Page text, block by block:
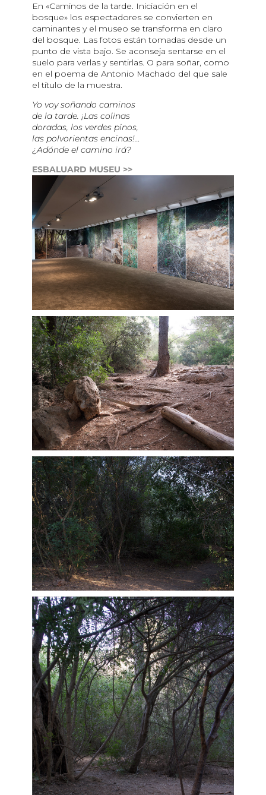
En «Caminos de la tarde. Iniciación en el
bosque» los espectadores se convierten en
caminantes y el museo se transforma en claro
del bosque. Las fotos están tomadas desde un
punto de vista bajo. Se aconseja sentarse en el
suelo para verlas y sentirlas. O para soñar, como
en el poema de Antonio Machado del que sale
el título de la muestra.
Yo voy soñando caminos
de la tarde. ¡Las colinas
doradas, los verdes pinos,
las polvorientas encinas!…
¿Adónde el camino irá?
ESBALUARD MUSEU >>